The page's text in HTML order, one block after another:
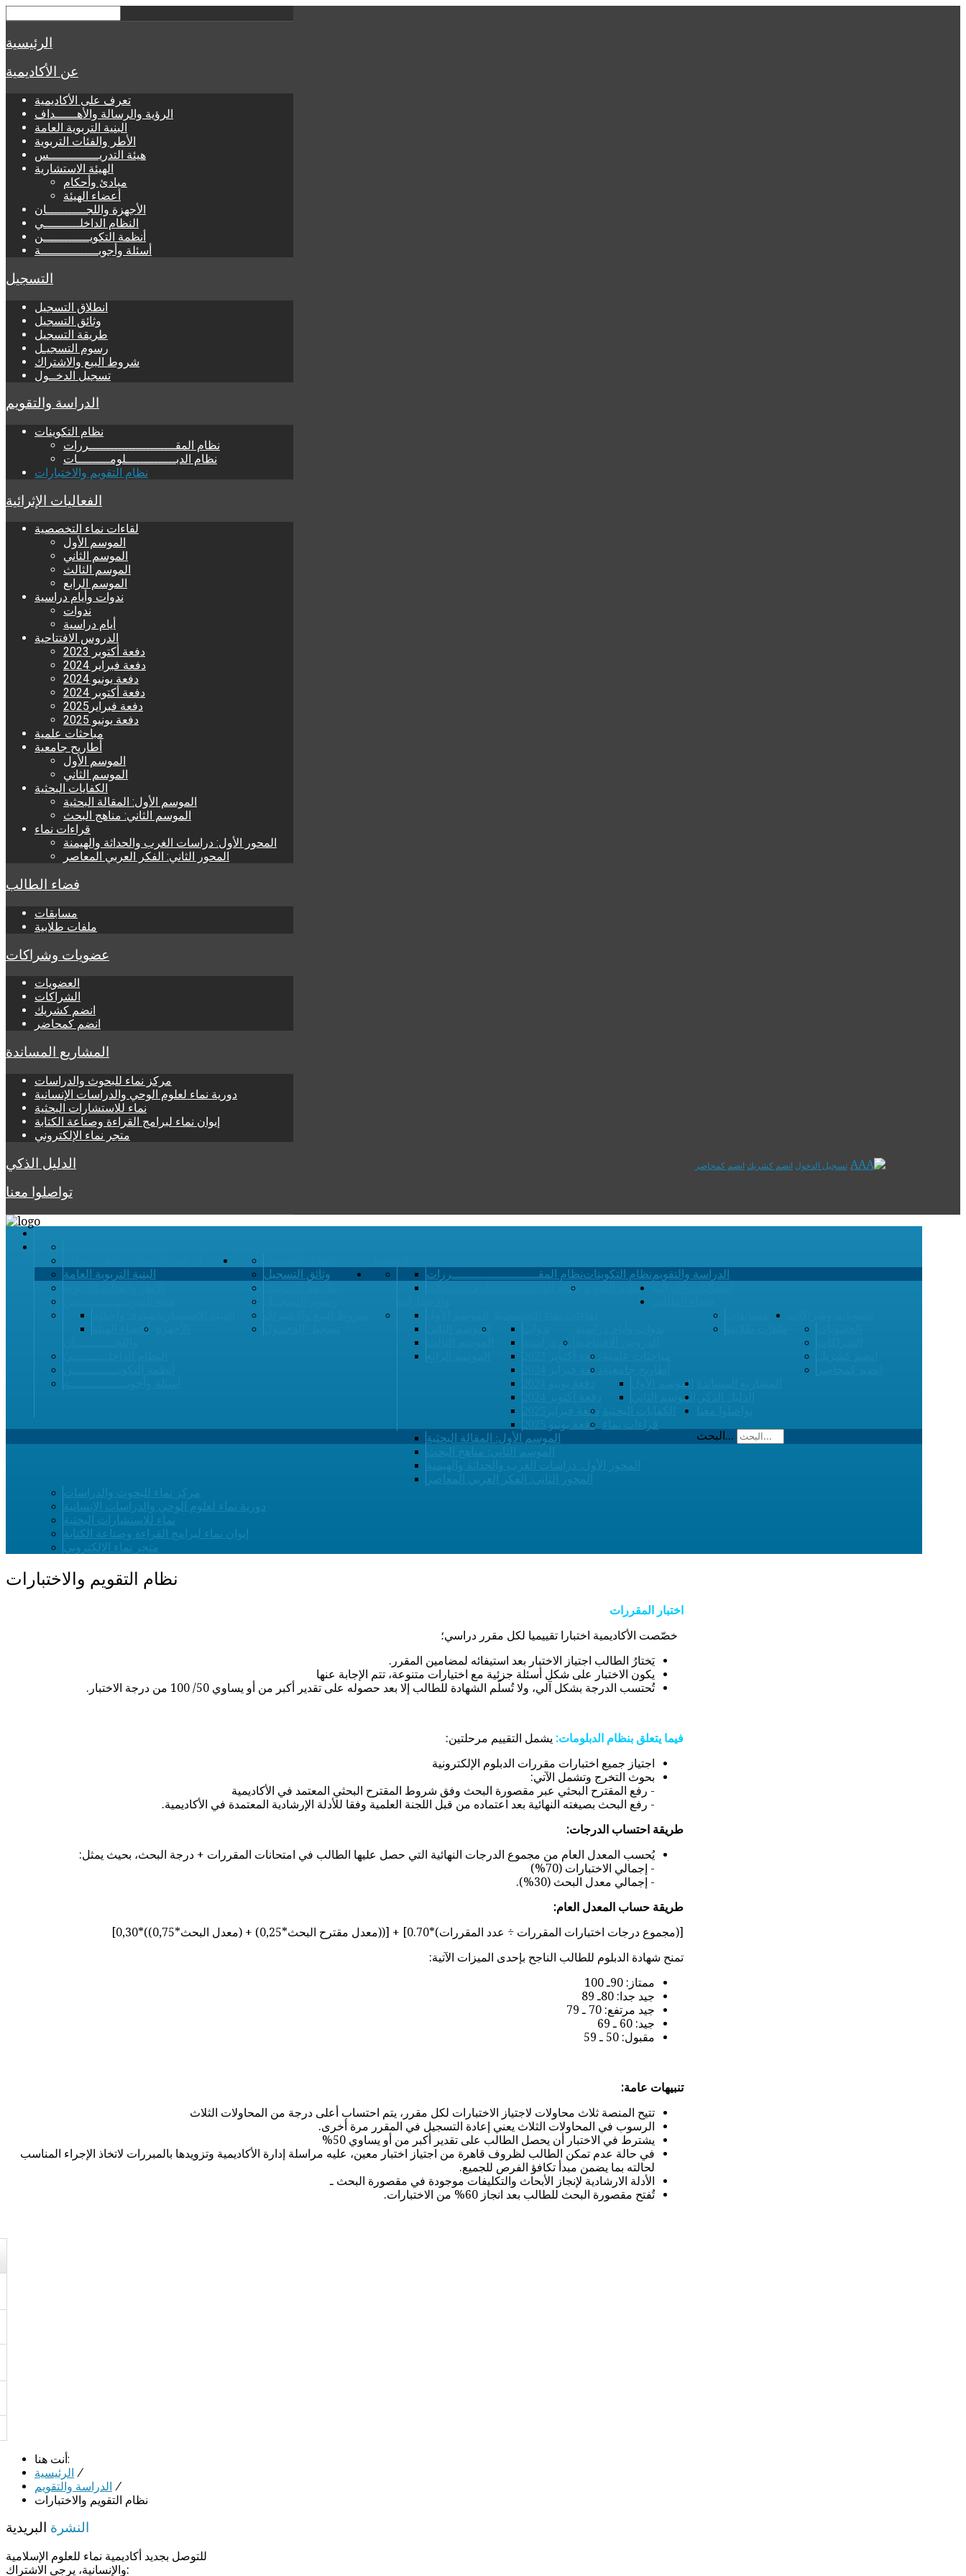
الرئيسية
عن الأكاديمية
تعرف على الأكاديمية
الرؤية والرسالة والأهــــــداف
البنية التربوية العامة
الأطر والفئات التربوية
هيئة التدريــــــــــــــس
الهيئة الاستشارية
مبادئ وأحكام
أعضاء الهيئة
الأجهزة واللجـــــــــــان
النظام الداخلــــــــــي
أنظمة التكويـــــــــــــن
أسئلة وأجوبــــــــــــــــة
التسجيل
انطلاق التسجيل
وثائق التسجيل
طريقة التسجيل
رسوم التسجيـل
شروط البيع والاشتراك
تسجيل الدخــول
الدراسة والتقويم
نظام التكوينات
نظام المقــــــــــــــــــــــــررات
نظام الدبــــــــــــــلومـــــــــات
نظام التقويم والاختبارات
الفعاليات الإثرائية
لقاءات نماء التخصصية
الموسم الأول
الموسم الثاني
الموسم الثالث
الموسم الرابع
ندوات وأيام دراسية
ندوات
أيام دراسية
الدروس الافتتاحية
دفعة أكتوبر 2023
دفعة فبراير 2024
دفعة يونيو 2024
دفعة أكتوبر 2024
دفعة فبراير2025
دفعة يونيو 2025
مباحثات علمية
أطاريح جامعية
الموسم الأول
الموسم الثاني
الكفايات البحثية
الموسم الأول: المقالة البحثية
الموسم الثاني: مناهج البحث
قراءات نماء
المحور الأول: دراسات الغرب والحداثة والهيمنة
المحور الثاني: الفكر العربي المعاصر
فضاء الطالب
مسابقات
ملفات طلابية
عضويات وشراكات
العضويات
الشراكات
انضم كشريك
انضم كمحاضر
المشاريع المساندة
مركز نماء للبحوث والدراسات
دورية نماء لعلوم الوحي والدراسات الإنسانية
نماء للاستشارات البحثية
إيوان نماء لبرامج القراءة وصناعة الكتابة
متجر نماء الإلكتروني
الدليل الذكي
تواصلوا معنا
تسجيل الدخول انضم كشريك انضم كمحاضر
البنية التربوية العامة
أعضاء الهيئة
وثائق التسجيل
الدراسة والتقويم نظام التكويناتنظام المقــــــــــــــــــــــــررات
نظام الدبــــــــــــــلومـــــــــات
نظام التقويم
الموسم الثاني
أيام دراسية
دفعة أكتوبر 2023
دفعة فبراير 2024
دفعة فبراير2025
دفعة يونيو 2025
الموسم الأول
الموسم الثاني
الموسم الأول: المقالة البحثية
نماء للاستشارات البحثية
إيوان نماء لبرامج القراءة وصناعة الكتابة
متجر نماء الإلكتروني
البحث...
نظام التقويم والاختبارات
اختبار المقررات
خصّصت الأكاديمية اختبارا تقييميا لكل مقرر دراسي؛
يَختارُ الطالب اجتياز الاختبار بعد استيفائه لمضامين المقرر.
يكون الاختبار على شكل أسئلة جزئية مع اختيارات متنوعة، تتم الإجابة عنها
تُحتسب الدرجة بشكل آلي، ولا تُسلّم الشهادة للطالب إلا بعد حصوله على تقدير أكبر من أو يساوي 50/ 100 من درجة الاختبار.
فيما يتعلق بنظام الدبلومات: يشمل التقييم مرحلتين:
اجتياز جميع اختبارات مقررات الدبلوم الإلكترونية
بحوث التخرج وتشمل الآتي:
- رفع المقترح البحثي عبر مقصورة البحث وفق شروط المقترح البحثي المعتمد في الأكاديمية
- رفع البحث بصيغته النهائية بعد اعتماده من قبل اللجنة العلمية وفقا للأدلة الإرشادية المعتمدة في الأكاديمية.
طريقة احتساب الدرجات:
يُحسب المعدل العام من مجموع الدرجات النهائية التي حصل عليها الطالب في امتحانات المقررات + درجة البحث، بحيث يمثل:
- إجمالي الاختبارات (70%)
- إجمالي معدل البحث (30%).
طريقة حساب المعدل العام:
[(مجموع درجات اختبارات المقررات ÷ عدد المقررات)*0.70] + [((معدل مقترح البحث*0,25) + (معدل البحث*0,75))*0,30]
تمنح شهادة الدبلوم للطالب الناجح بإحدى الميزات الآتية:
ممتاز: 90ـ 100
جيد جدا: 80ـ 89
جيد مرتفع: 70 ـ 79
جيد: 60 ـ 69
مقبول: 50 ـ 59
تنبيهات عامة:
تتيح المنصة ثلاث محاولات لاجتياز الاختبارات لكل مقرر، يتم احتساب أعلى درجة من المحاولات الثلاث
الرسوب في المحاولات الثلاث يعني إعادة التسجيل في المقرر مرة أخرى.
يشترط في الاختبار أن يحصل الطالب على تقدير أكبر من أو يساوي 50%
في حالة عدم تمكن الطالب لظروف قاهرة من اجتياز اختبار معين، عليه مراسلة إدارة الأكاديمية وتزويدها بالمبررات لاتخاذ الإجراء المناسب
لحالته بما يضمن مبدأ تكافؤ الفرص للجميع.
الأدلة الارشادية لإنجاز الأبحاث والتكليفات موجودة في مقصورة البحث ـ
تُفتح مقصورة البحث للطالب بعد انجاز 60% من الاختبارات.
أنت هنا:
الرئيسية /
الدراسة والتقويم /
نظام التقويم والاختبارات
النشرة البريدية
للتوصل بجديد أكاديمية نماء للعلوم الإسلامية
والإنسانية، يرجى الاشتراك: